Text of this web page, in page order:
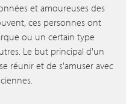
et amoureuses des
ces personnes ont
ou un certain type
Le but principal d'un
réunir et de s'amuser avec